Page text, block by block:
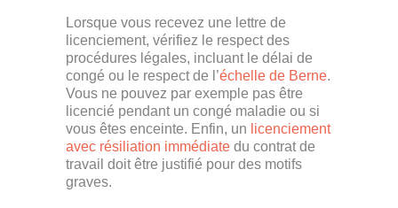
Lorsque vous recevez une lettre de
licenciement, vérifiez le respect des
procédures légales, incluant le délai de
congé ou le respect de l’échelle de Berne.
Vous ne pouvez par exemple pas être
licencié pendant un congé maladie ou si
vous êtes enceinte. Enfin, un licenciement
avec résiliation immédiate du contrat de
travail doit être justifié pour des motifs
graves.